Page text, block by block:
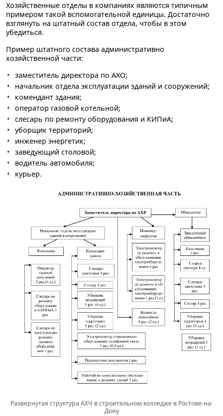
Хозяйственные отделы в компаниях являются типичным
примером такой вспомогательной единицы. Достаточно
взглянуть на штатный состав отдела, чтобы в этом
убедиться.
Пример штатного состава административно
хозяйственной части:
заместитель директора по АХО;
начальник отдела эксплуатации зданий и сооружений;
комендант здания;
оператор газовой котельной;
слесарь по ремонту оборудования и КИПиА;
уборщик территорий;
инженер энергетик;
заведующий столовой;
водитель автомобиля;
курьер.
Развернутая структура АХЧ в строительном колледже в Ростове-на-
Дону